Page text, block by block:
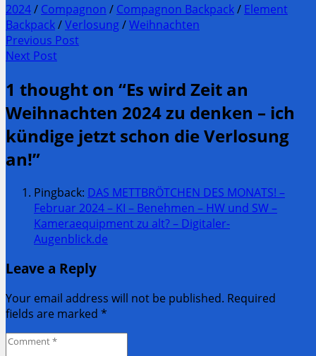
2024/ Compagnon / Compagnon Backpack/ Element
Backpack/Verlosung/Weihnachten
Post
navigation
Previous Post
Previous
Next Post
Post:
1 thought on “Es wird Zeit an
Weihnachten 2024 zu denken – ich
kündige jetzt schon die Verlosung
an!”
Pingback: DAS METTBRÖTCHEN DES MONATS! –
Februar 2024 – KI – Benehmen – HW und SW –
Kameraequipment zu alt? – Digitaler-
Augenblick.de
Leave a Reply
Your email address will not be published. Required
fields are marked *
Comment